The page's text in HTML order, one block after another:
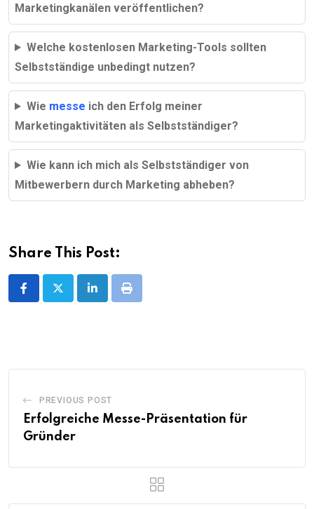
Marketingkanälen veröffentlichen?
Welche kostenlosen Marketing-Tools sollten
Selbstständige unbedingt nutzen?
Wie messe ich den Erfolg meiner
Marketingaktivitäten als Selbstständiger?
Wie kann ich mich als Selbstständiger von
Mitbewerbern durch Marketing abheben?
Share This Post:
LinkedInPrint
PREVIOUS POST
Erfolgreiche Messe-Präsentation für
Gründer